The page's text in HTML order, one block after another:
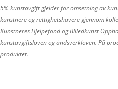
5% kunstavgift gjelder for omsetning av
kunstnere og rettighetshavere gjennom
Kunstneres Hjelpefond og Billedkunst
kunstavgiftsloven og åndsverkloven. På
produktet.